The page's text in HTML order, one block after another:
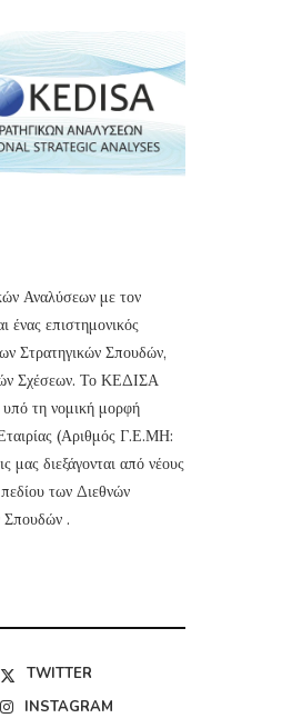
Αναλύσεων με τον
ένας επιστημονικός
Στρατηγικών Σπουδών,
Σχέσεων. Το ΚΕΔΙΣΑ
υπό τη νομική μορφή
(Αριθμός Γ.Ε.ΜΗ:
διεξάγονται από νέους
των Διεθνών
Σπουδών .
TWITTER
INSTAGRAM